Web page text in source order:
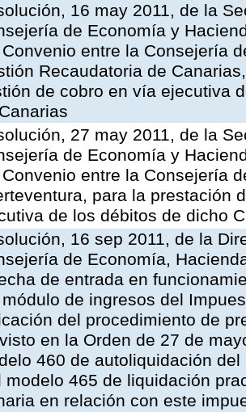
16 may 2011, de la
de Economía y
entre la Consejería
Recaudatoria de
de cobro en vía ejecutiva
27 may 2011, de la
de Economía y
entre la Consejería
para la prestación
de los débitos de dicho
16 sep 2011, de la
de Economía,
de entrada en
de ingresos del
del procedimiento de
en la Orden de 27 de
460 de autoliquidación
modelo 465 de liquidación
en relación con este